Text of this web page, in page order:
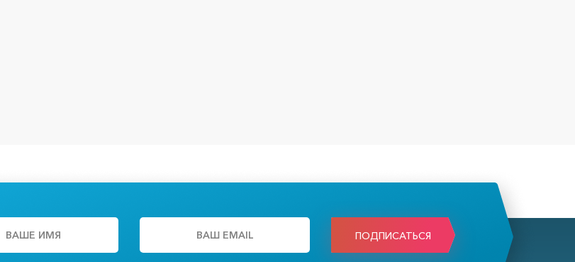
ПОДПИСАТЬСЯ